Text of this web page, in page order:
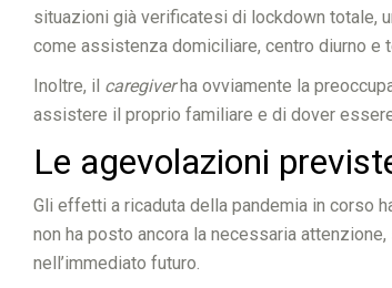
situazioni già verificatesi di lockdown totale,
come assistenza domiciliare, centro diurno e
Inoltre, il caregiverha ovviamente la
assistere il proprio familiare e di dover
Le agevolazioni
Gli effetti a ricaduta della pandemia in corso
non ha posto ancora la necessaria
nell’immediato futuro.